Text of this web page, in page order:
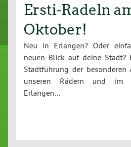
Ersti-Radeln
Oktober!
Neu in Erlangen? Oder
neuen Blick auf deine Stadt?
Stadtführung der besonderen
unseren Rädern und im
Erlangen…